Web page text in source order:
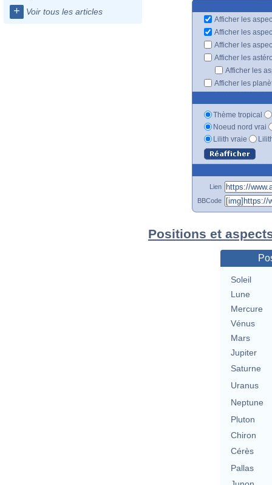
+ Voir tous les articles
Afficher les
Afficher les
Afficher les
Afficher les
Afficher les
Afficher les
Thème tropical
Noeud nord vrai
Lilith vraie
Lien
BBCode
Positions et
Soleil
Lune
Mercure
Vénus
Mars
Jupiter
Saturne
Uranus
Neptune
Pluton
Chiron
Cérès
Pallas